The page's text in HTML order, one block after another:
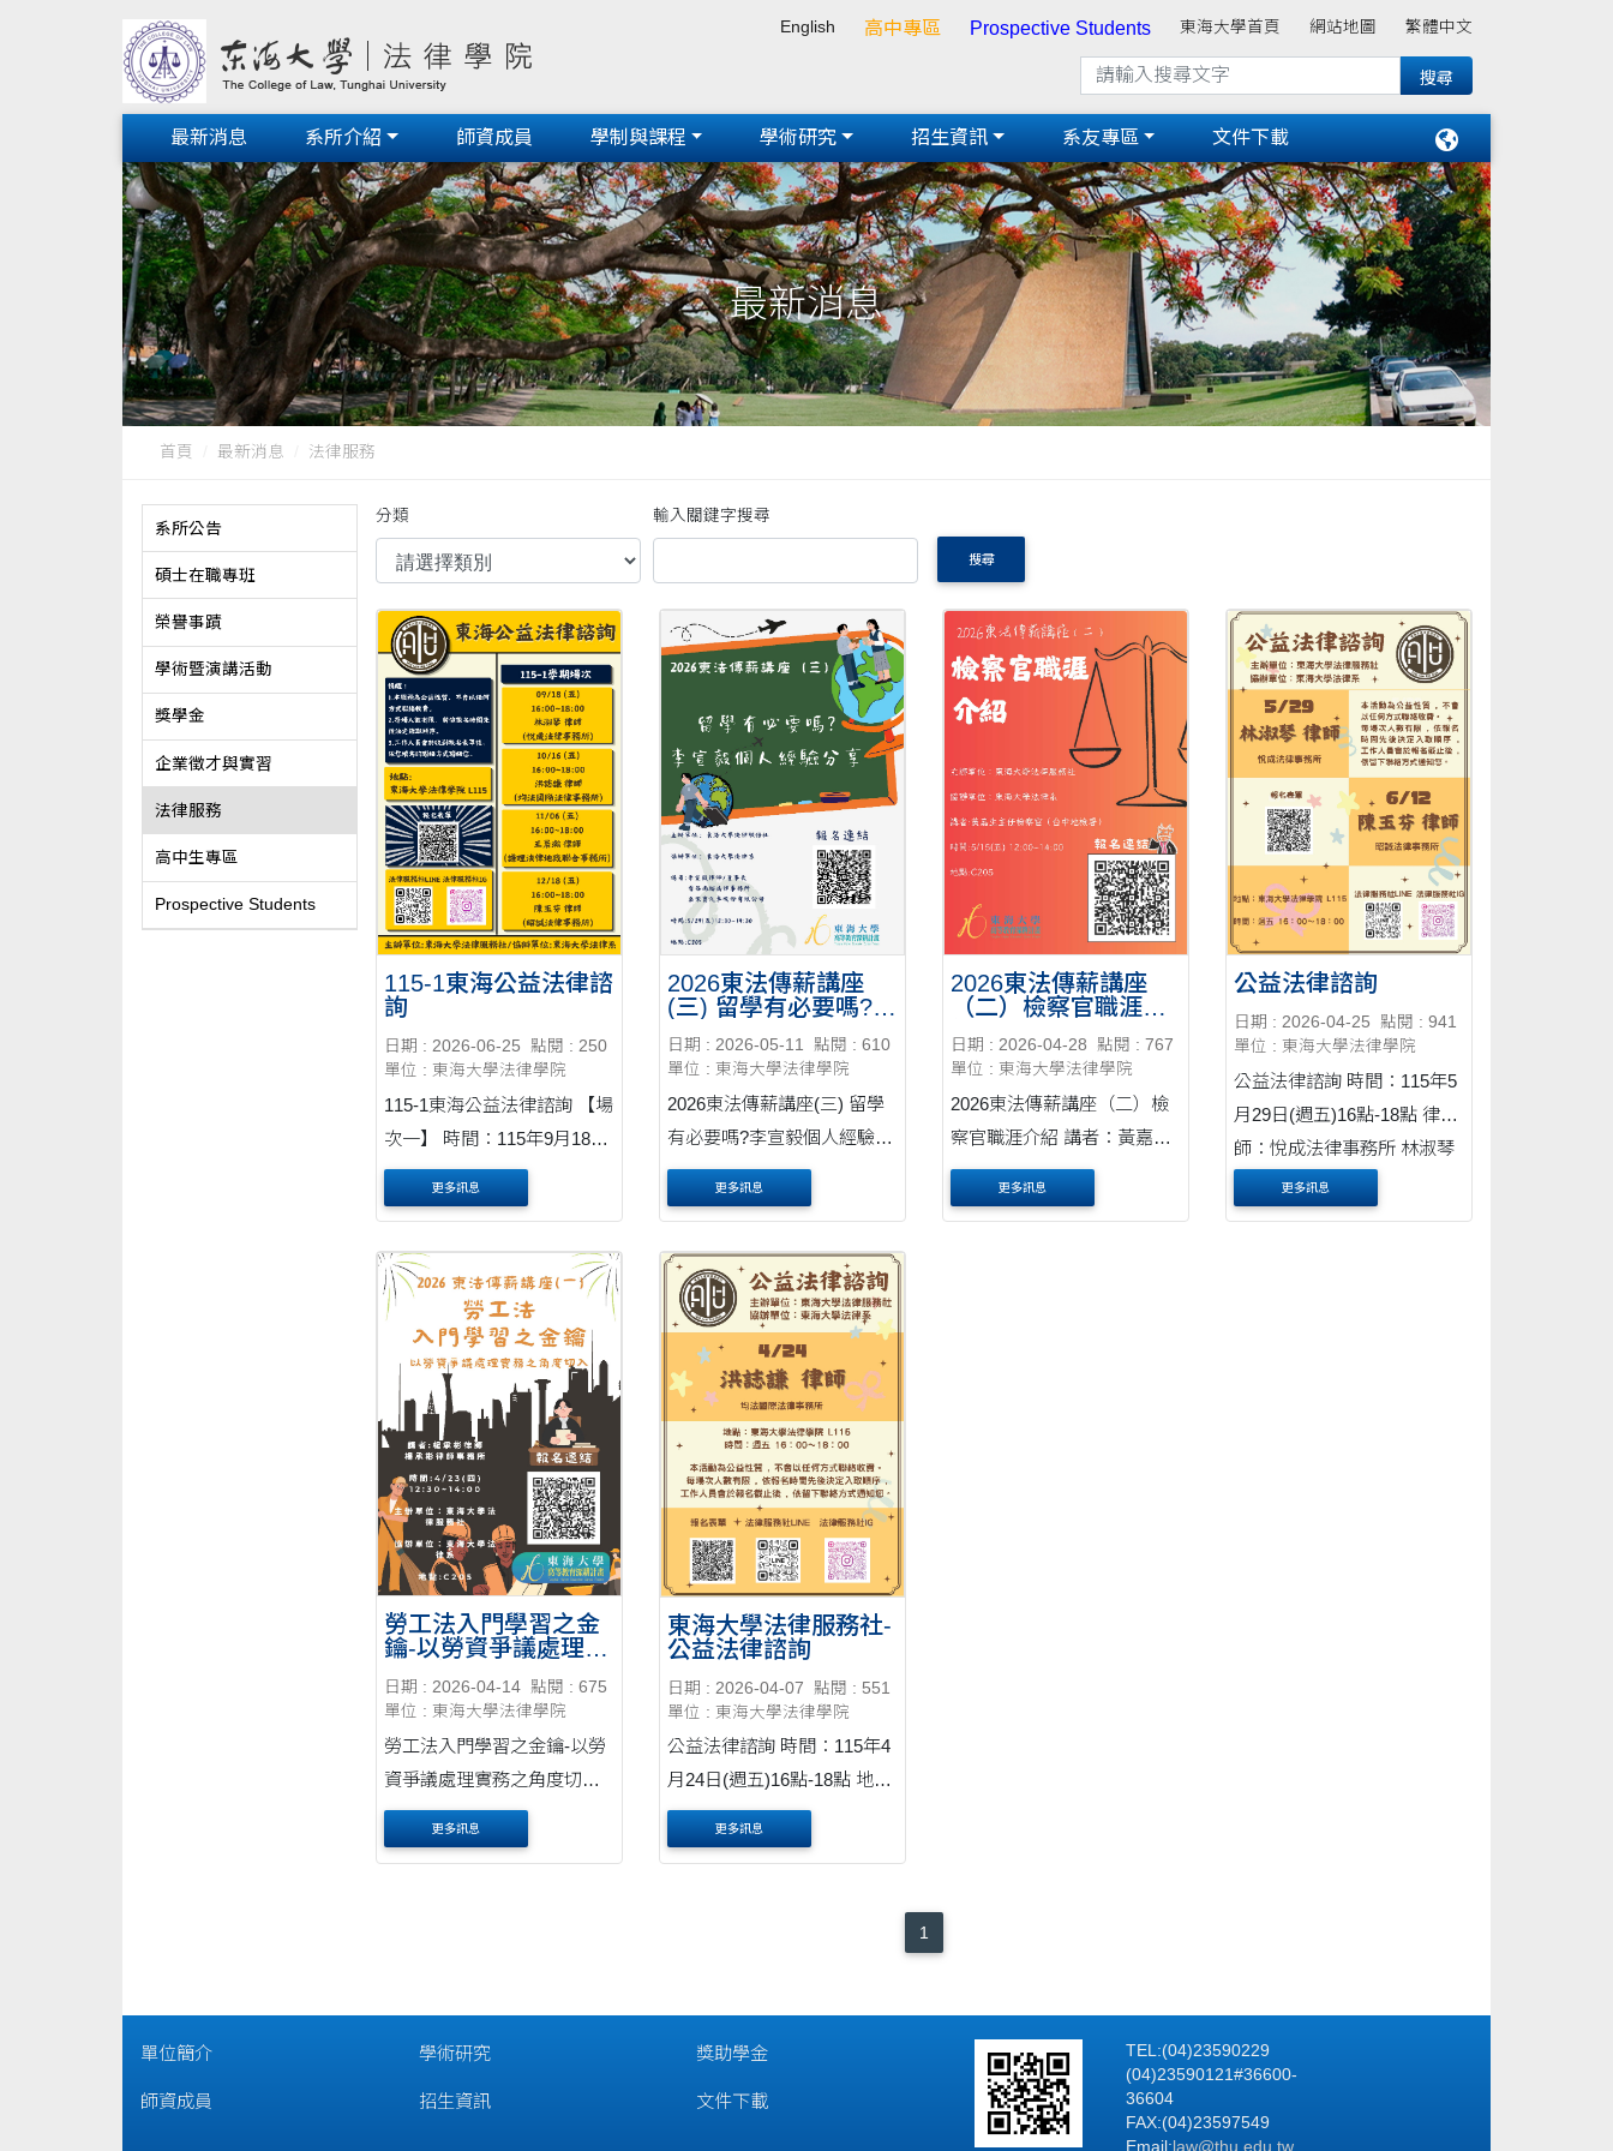
English 高中專區 Prospective Students 東海大學首頁 網站地圖 繁體中文
最新消息 系所介紹 師資成員 學制與課程 學術研究 招生資訊 系友專區 文件下載
最新消息
首頁 最新消息 法律服務
系所公告
碩士在職專班
榮譽事蹟
學術暨演講活動
獎學金
企業徵才與實習
法律服務
高中生專區
Prospective Students
分類 輸入關鍵字搜尋
搜尋
115-1東海公益法律諮
詢
日期 : 2026-06-25
點閱 : 250
單位 : 東海大學法律學院
115-1東海公益法律諮詢 【場
次一】 時間：115年9月18日
(週五)16點-18點 律師：悅成
法律事務所 林淑琴律師 【場
日(週五)16點-18點 律師：均
法國際法律事務所 洪誌謙律
師 【場次....
更多訊息
2026東法傳薪講座
(三) 留學有必要嗎?李
宣毅個人經驗分享
日期 : 2026-05-11
點閱 : 610
單位 : 東海大學法律學院
2026東法傳薪講座(三) 留學
有必要嗎?李宣毅個人經驗分
享 時間：115年5月29日(星
期五)12點30分-14點30分 地
師/董事長(雪谷南榕法律事務
所/嘉樂寶汽車股份有限公司)
報名網址：https://ithu.tw/....
更多訊息
2026東法傳薪講座
（二）檢察官職涯介
紹
日期 : 2026-04-28
點閱 : 767
單位 : 東海大學法律學院
2026東法傳薪講座（二）檢
察官職涯介紹 講者：黃嘉生
主任檢察官（台中地檢署）
時間：5/15(五) 12:00~14:00
更多訊息
公益法律諮詢
日期 : 2026-04-25
點閱 : 941
單位 : 東海大學法律學院
公益法律諮詢 時間：115年5
月29日(週五)16點-18點 律
師：悅成法律事務所 林淑琴
(週五)16點-18點 律師：昭誠
更多訊息
勞工法入門學習之金
鑰-以勞資爭議處理實
日期 : 2026-04-14 點閱 : 675
單位 : 東海大學法律學院
勞工法入門學習之金鑰-以勞
資爭議處理實務之角度切入
時間：115年4月23日12點30-
14點 地點：C205 律師：楊
更多訊息
東海大學法律服務社-
公益法律諮詢
日期 : 2026-04-07
點閱 : 551
單位 : 東海大學法律學院
公益法律諮詢 時間：115年4
月24日(週五)16點-18點 地
點：法律學院L115教室 律
師：均法國際法律事務所 洪
更多訊息
1
單位簡介
師資成員
學術研究
招生資訊
獎助學金
文件下載
TEL:(04)23590229
(04)23590121#36600-
36604
FAX:(04)23597549
Email:law@thu.edu.tw